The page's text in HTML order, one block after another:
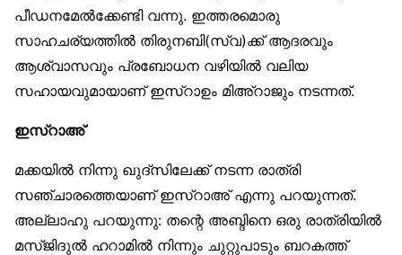
പീഡനമേൽക്കേണ്ടി വന്നു. ഇത്തരമൊരു
സാഹചര്യത്തിൽ തിരുനബി(സ്വ)ക്ക് ആദരവും
ആശ്വാസവും പ്രബോധന വഴിയിൽ വലിയ
സഹായവുമായാണ് ഇസ്‌റാഉം മിഅ്‌റാജും നടന്നത്.
ഇസ്‌റാഅ്
മക്കയിൽ നിന്നു ഖുദ്‌സിലേക്ക് നടന്ന രാത്രി
സഞ്ചാരത്തെയാണ് ഇസ്‌റാഅ് എന്നു പറയുന്നത്.
അല്ലാഹു പറയുന്നു: തന്റെ അബ്ദിനെ ഒരു രാത്രിയിൽ
മസ്ജിദുൽ ഹറാമിൽ നിന്നും ചുറ്റുപാടും ബറകത്ത്